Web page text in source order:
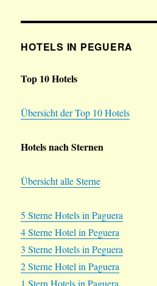
HOTELS IN PEGUERA
Top 10 Hotels
Übersicht der Top 10 Hotels
Hotels nach Sternen
Übersicht alle Sterne
5 Sterne Hotels in Paguera
4 Sterne Hotel in Peguera
3 Sterne Hotels in Peguera
2 Sterne Hotel in Paguera
1 Stern Hotels in Paguera